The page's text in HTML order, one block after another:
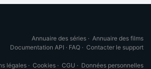
Annuaire des séries · Annuaire des films
Documentation API · FAQ · Contacter le support
légales · Cookies · CGU · Données personnelles